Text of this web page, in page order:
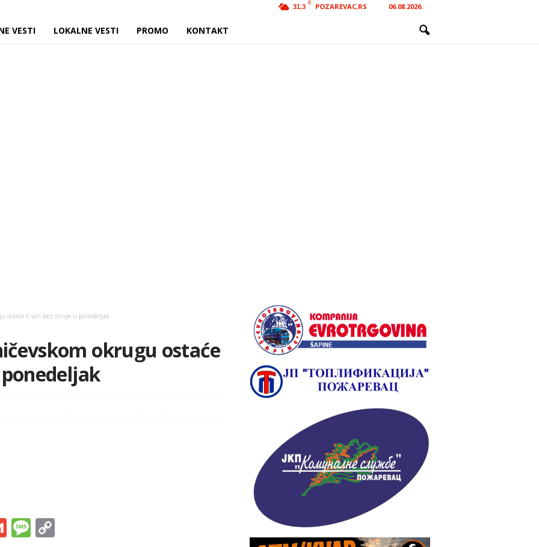
31.3
C POZAREVAC,RS 06.08.2026.
VESTI LOKALNE VESTI PROMO KONTAKT
ostaće 6 sati bez struje u ponedeljak
okrugu ostaće
GmailMessage